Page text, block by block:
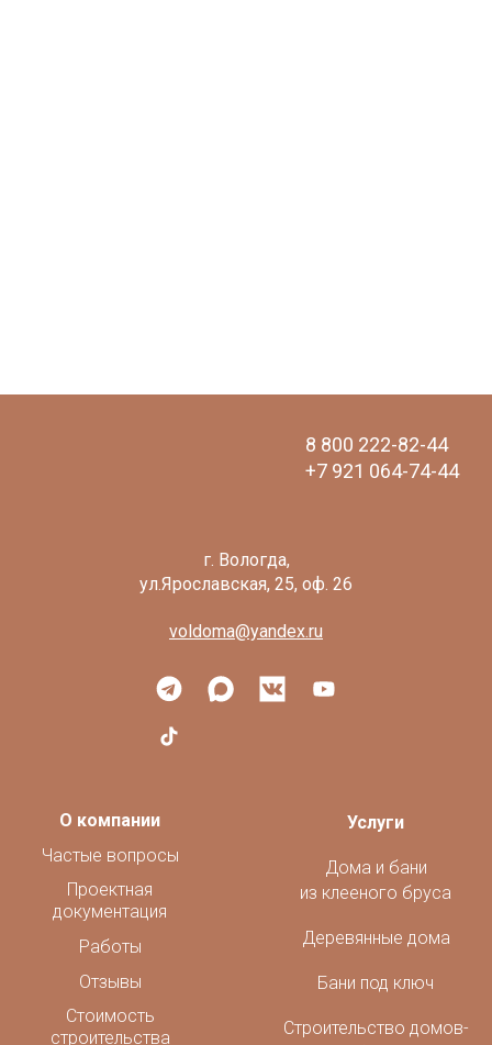
8 800 222-82-44
+7 921 064-74-44
voldoma@yandex.ru
Услуги
Дома и бани
из клееного бруса
Деревянные дома
Бани под ключ
Строительство домов-
О компании
Частые вопросы
Проектная
документация
Работы
Отзывы
Стоимость
строительства